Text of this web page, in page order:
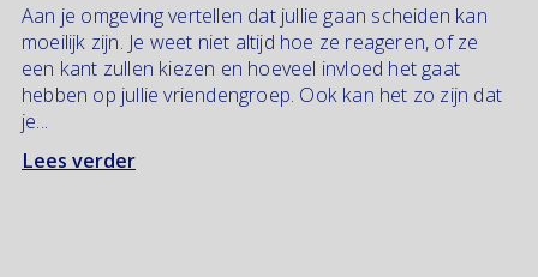
Aan je omgeving vertellen dat jullie gaan scheiden kan
moeilijk zijn. Je weet niet altijd hoe ze reageren, of ze
een kant zullen kiezen en hoeveel invloed het gaat
hebben op jullie vriendengroep. Ook kan het zo zijn dat
je...
Lees verder